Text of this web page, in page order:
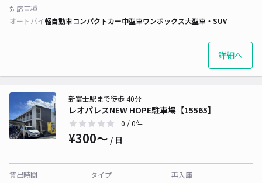
対応車種
オートバイ軽自動車コンパクトカー中型車ワンボックス大型車・SUV
詳細へ
レオパレスNEW HOPE駐車場【15565】
新富士駅まで徒歩 40分
0 / 0件
¥300〜 / 日
貸出時間
タイプ
再入庫